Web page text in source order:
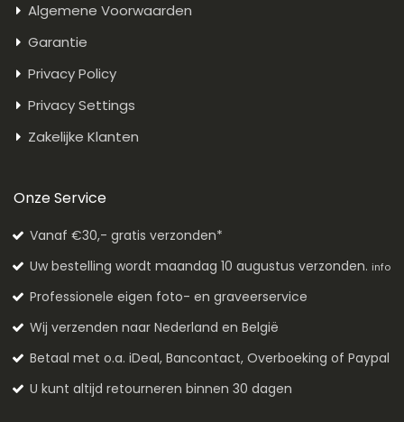
Algemene Voorwaarden
Garantie
Privacy Policy
Privacy Settings
Zakelijke Klanten
Onze Service
Vanaf €30,- gratis verzonden*
Uw bestelling wordt maandag 10 augustus verzonden. info
Professionele eigen foto- en graveerservice
Wij verzenden naar Nederland en België
Betaal met o.a. iDeal, Bancontact, Overboeking of Paypal
U kunt altijd retourneren binnen 30 dagen